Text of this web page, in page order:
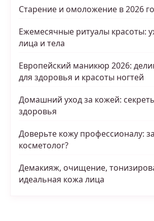
Старение и омоложение в 2026
Ежемесячные ритуалы красоты:
лица и тела
Европейский маникюр 2026:
для здоровья и красоты ногтей
Домашний уход за кожей:
здоровья
Доверьте кожу профессионалу:
косметолог?
Демакияж, очищение,
идеальная кожа лица